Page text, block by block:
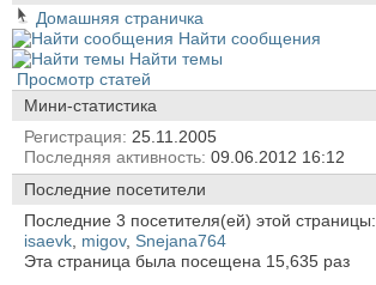
Домашняя страничка
Найти сообщения
Найти темы
Просмотр статей
Мини-статистика
Регистрация
25.11.2005
Последняя активность 09.06.2012 16:12
Последние посетители
Последние 3 посетителя(ей) этой страницы:
isaevk migov, Snejana764
Эта страница была посещена 15,635 раз